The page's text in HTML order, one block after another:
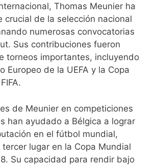
Thomas Meunier ha
crucial de la selección nacional
numerosas convocatorias
Sus contribuciones fueron
torneos importantes, incluyendo
Europeo de la UEFA y la Copa
de Meunier en competiciones
han ayudado a Bélgica a lograr
en el fútbol mundial,
lugar en la Copa Mundial
Su capacidad para rendir bajo